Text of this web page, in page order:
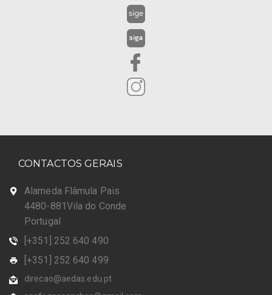
CONTACTOS GERAIS
Alameda Flâmula Pais
4480-881Vila do Conde
Portugal
[+351] 252 640 490
[+351] 252 640 499
direcao@aedas.edu.pt